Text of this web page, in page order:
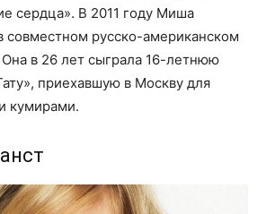
сердца». В 2011 году Миша
совместном русско-американском
в 26 лет сыграла 16-летнюю
приехавшую в Москву для
кумирами.